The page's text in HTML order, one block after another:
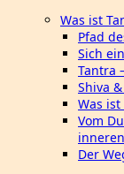
Was ist
Pfad
Sich
Tantra
Shiva
Was ist
Vom
Der